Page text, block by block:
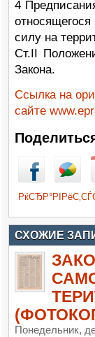
4
силу на
Ст.II
Закона.
Ссылка на
сайте
СХОЖИЕ
Понедельник,